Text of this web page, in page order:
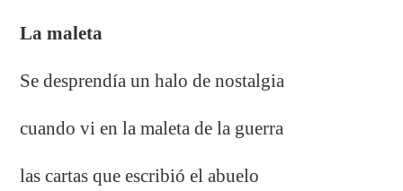
La maleta
Se desprendía un halo de nostalgia
cuando vi en la maleta de la guerra
las cartas que escribió el abuelo